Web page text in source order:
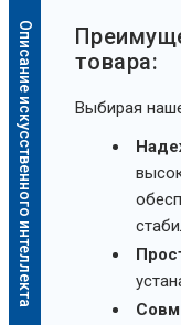
Описание искусственного интеллекта
товара:
Выбирая